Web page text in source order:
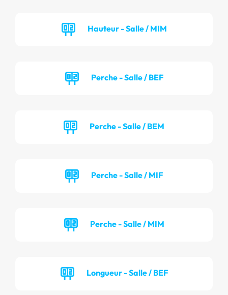
Hauteur - Salle / MIM
Perche - Salle / BEF
Perche - Salle / BEM
Perche - Salle / MIF
Perche - Salle / MIM
Longueur - Salle / BEF